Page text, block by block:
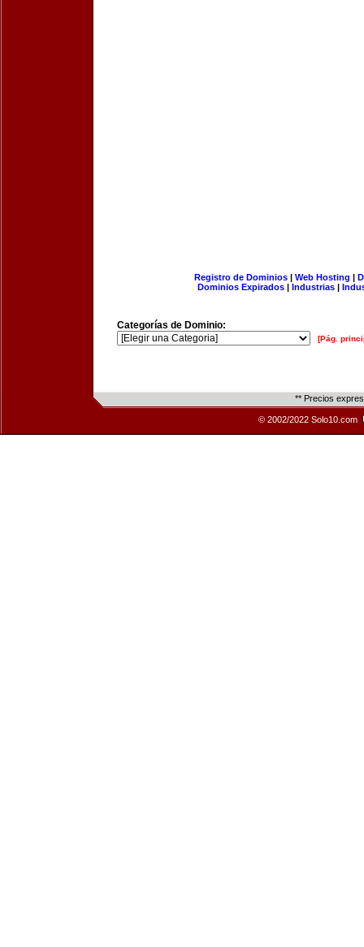
Registro de Dominios| Web Hosting |
Dominios Expirados | Industrias |
Categorías de Dominio:
[Pág.
** Precios
© 2002/2022 Solo10.com